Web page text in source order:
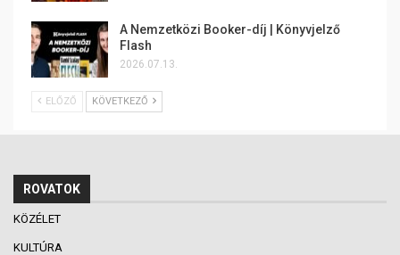
A Nemzetközi Booker-díj | Könyvjelző
Flash
2026.07.13.
ELŐZŐ KÖVETKEZŐ
ROVATOK
KÖZÉLET
KULTÚRA